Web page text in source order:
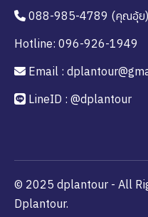
088-985-4789 (คุณอุ้ย)
Hotline: 096-926-1949
Email :
LineID : @dplantour
© 2025 dplantour - All
Dplantour.